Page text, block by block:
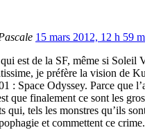
15 mars 2012, 12 h 59
est de la SF, même si Soleil
je préfère la vision de
: Space Odyssey. Parce que
que finalement ce sont les
qui, tels les monstres qu’ils
et commettent ce crime.